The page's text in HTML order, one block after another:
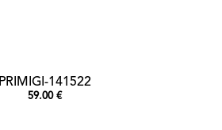
PRIMIGI-141522
59.00 €